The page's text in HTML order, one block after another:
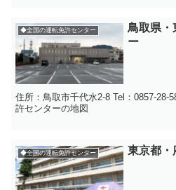
◆全国の運転免許センター
鳥取県・
ー
住所：鳥取市千代水2-8 Tel：0857-28-
許センターの地図
◆全国の運転免許センター 東京都・